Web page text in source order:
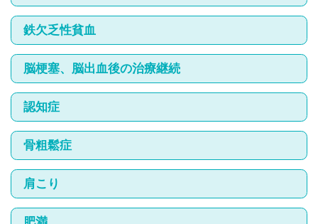
健康診断などでLDL、HDL、中性脂肪値の異常を指摘された場合、脂
質代謝異常症の可能性があります。問診、身体所見、病歴、家族歴
など詳細な診察所見と血液検査を総合的に判断し治療の必要性を検
討します。なんといっても冠動脈疾患の既往のある方はLDL値を低く
する（管理目標値 LDL 100mg/dl以下）ことで再発リスクを低下させ
れのリスクを評価しそれぞれに目標値を設定していきます。脂質異
鉄欠乏性貧血
脳梗塞、脳出血後の治療継続
認知症
骨粗鬆症
肩こり